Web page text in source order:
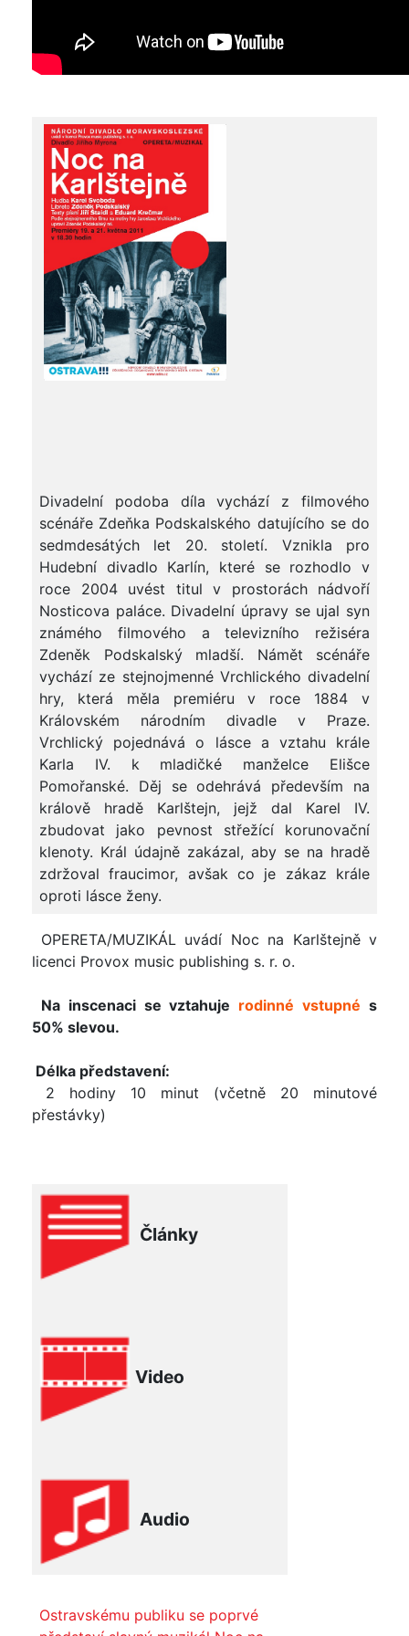
Divadelní podoba díla vychází z filmového
scénáře Zdeňka Podskalského datujícího se do
sedmdesátých let 20. století. Vznikla pro
Hudební divadlo Karlín, které se rozhodlo v
roce 2004 uvést titul v prostorách nádvoří
Nosticova paláce. Divadelní úpravy se ujal syn
známého filmového a televizního režiséra
Zdeněk Podskalský mladší. Námět scénáře
vychází ze stejnojmenné Vrchlického divadelní
hry, která měla premiéru v roce 1884 v
Královském národním divadle v Praze.
Vrchlický pojednává o lásce a vztahu krále
Karla IV. k mladičké manželce Elišce
Pomořanské. Děj se odehrává především na
králově hradě Karlštejn, jejž dal Karel IV.
zbudovat jako pevnost střežící korunovační
klenoty. Král údajně zakázal, aby se na hradě
zdržoval fraucimor, avšak co je zákaz krále
oproti lásce ženy.
OPERETA/MUZIKÁL uvádí Noc na Karlštejně v
licenci Provox music publishing s. r. o.
Na inscenaci se vztahuje rodinné vstupné s
50% slevou.
Délka představení:
2 hodiny 10 minut (včetně 20 minutové
přestávky)
Články
Video
Audio
Ostravskému publiku se poprvé